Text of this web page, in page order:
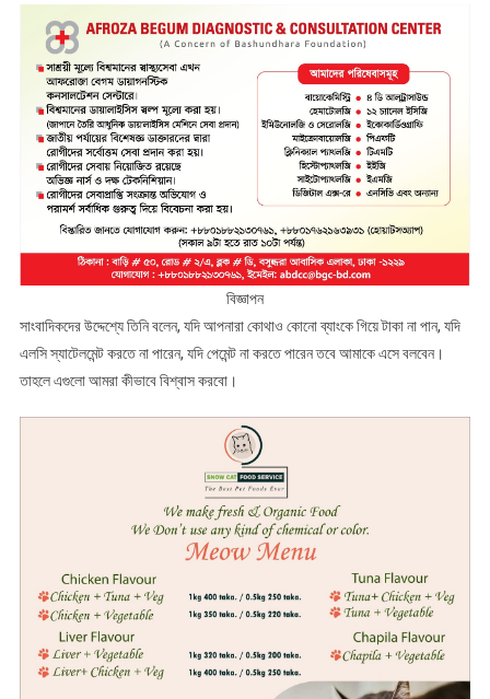
বিজ্ঞাপন
সাংবাদিকদের উদ্দেশ্যে তিনি বলেন, যদি আপনারা কোথাও কোনো ব্যাংকে গিয়ে টাকা না পান, যদি
এলসি স্যাটেলমেন্ট করতে না পারেন, যদি পেমেন্ট না করতে পারেন তবে আমাকে এসে বলবেন।
তাহলে এগুলো আমরা কীভাবে বিশ্বাস করবো।